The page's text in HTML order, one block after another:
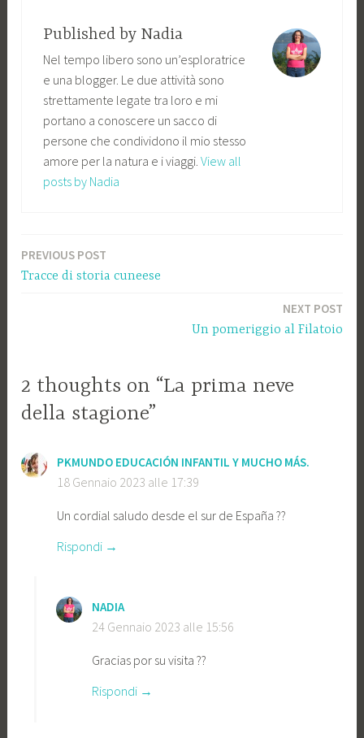
Published by Nadia
Nel tempo libero sono un’esploratrice
e una blogger. Le due attività sono
strettamente legate tra loro e mi
portano a conoscere un sacco di
persone che condividono il mio stesso
amore per la natura e i viaggi. View all
posts by Nadia
Navigazione
PREVIOUS POST
Tracce di storia cuneese
NEXT POST
Un pomeriggio al Filatoio
2 thoughts on “La prima neve
della stagione”
PKMUNDO EDUCACIÓN INFANTIL Y MUCHO MÁS.
18 Gennaio 2023 alle 17:39
Un cordial saludo desde el sur de España ??
Rispondi
NADIA
24 Gennaio 2023 alle 15:56
Gracias por su visita ??
Rispondi